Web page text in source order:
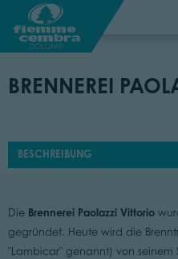
BRENNEREI
BESCHREIBUNG
Die Brennerei Paolazzi Vittorio
gegründet. Heute wird die
"Lambicar" genannt) von seinem